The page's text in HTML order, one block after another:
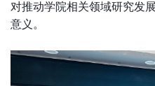
对推动学院相关领域研究发
意义。